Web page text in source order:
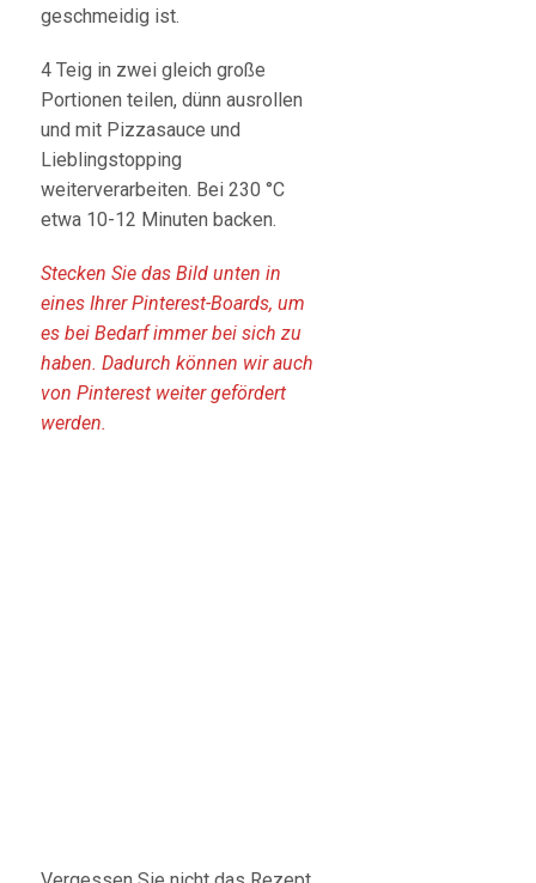
geschmeidig ist.
4 Teig in zwei gleich große
Portionen teilen, dünn ausrollen
und mit Pizzasauce und
Lieblingstopping
weiterverarbeiten. Bei 230 °C
etwa 10-12 Minuten backen.
Stecken Sie das Bild unten in
eines Ihrer Pinterest-Boards, um
es bei Bedarf immer bei sich zu
haben. Dadurch können wir auch
von Pinterest weiter gefördert
werden.